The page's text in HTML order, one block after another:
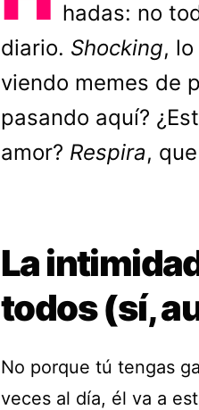
hadas: no
diario. Shocking,
viendo memes de
pasando aquí?
amor? Respira,
La
todos (sí,
No porque tú tengas
veces al día, él va a